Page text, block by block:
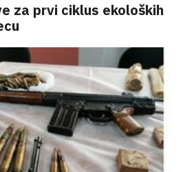
za prvi ciklus ekoloških